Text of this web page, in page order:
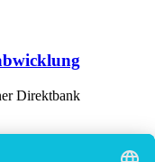
Direktbank